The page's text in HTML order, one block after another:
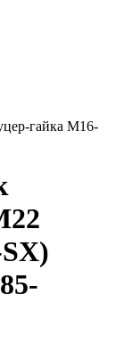
гайка М16-